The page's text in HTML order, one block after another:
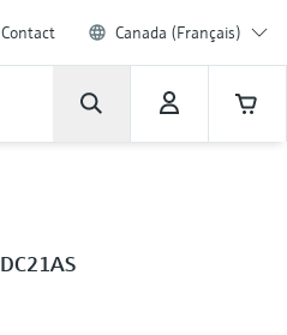
Contact Canada (Français)
DC21AS